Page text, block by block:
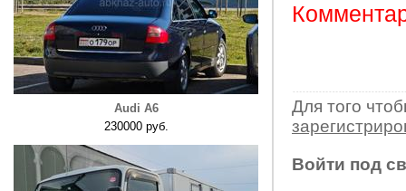
Audi A6
230000 руб.
Для того
Войти под